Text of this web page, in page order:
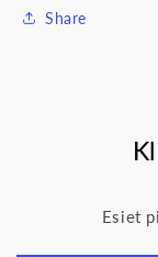
Share
Esiet